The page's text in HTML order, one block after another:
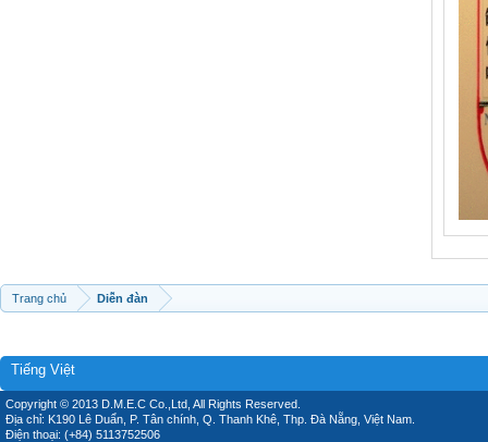
Trang chủ Diễn đàn
Tiếng Việt
Copyright © 2013 D.M.E.C Co.,Ltd, All Rights Reserved.
Địa chỉ: K190 Lê Duẩn, P. Tân chính, Q. Thanh Khê, Thp. Đà Nẵng, Việt Nam.
Điện thoại: (+84) 5113752506